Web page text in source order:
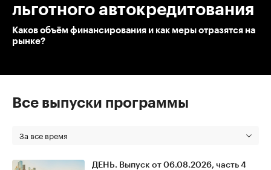
льготного автокредитования
Каков объём финансирования и как меры отразятся на
рынке?
Все выпуски программы
За все время
ДЕНЬ. Выпуск от 06.08.2026, часть 4